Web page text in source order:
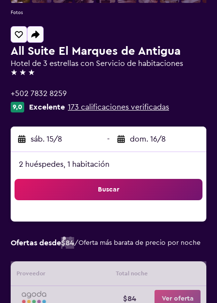
All Suite El Marques de Antigua
Hotel de 3 estrellas con Servicio de habitaciones
3 estrellas
+502 7832 8259
9,0 Excelente 173 calificaciones verificadas
sáb. 15/8 - dom. 16/8
2 huéspedes, 1 habitación
Buscar
Ofertas desde$84/Oferta más barata de precio por noche
Proveedor Total noche
$84 Ver oferta
Fotos